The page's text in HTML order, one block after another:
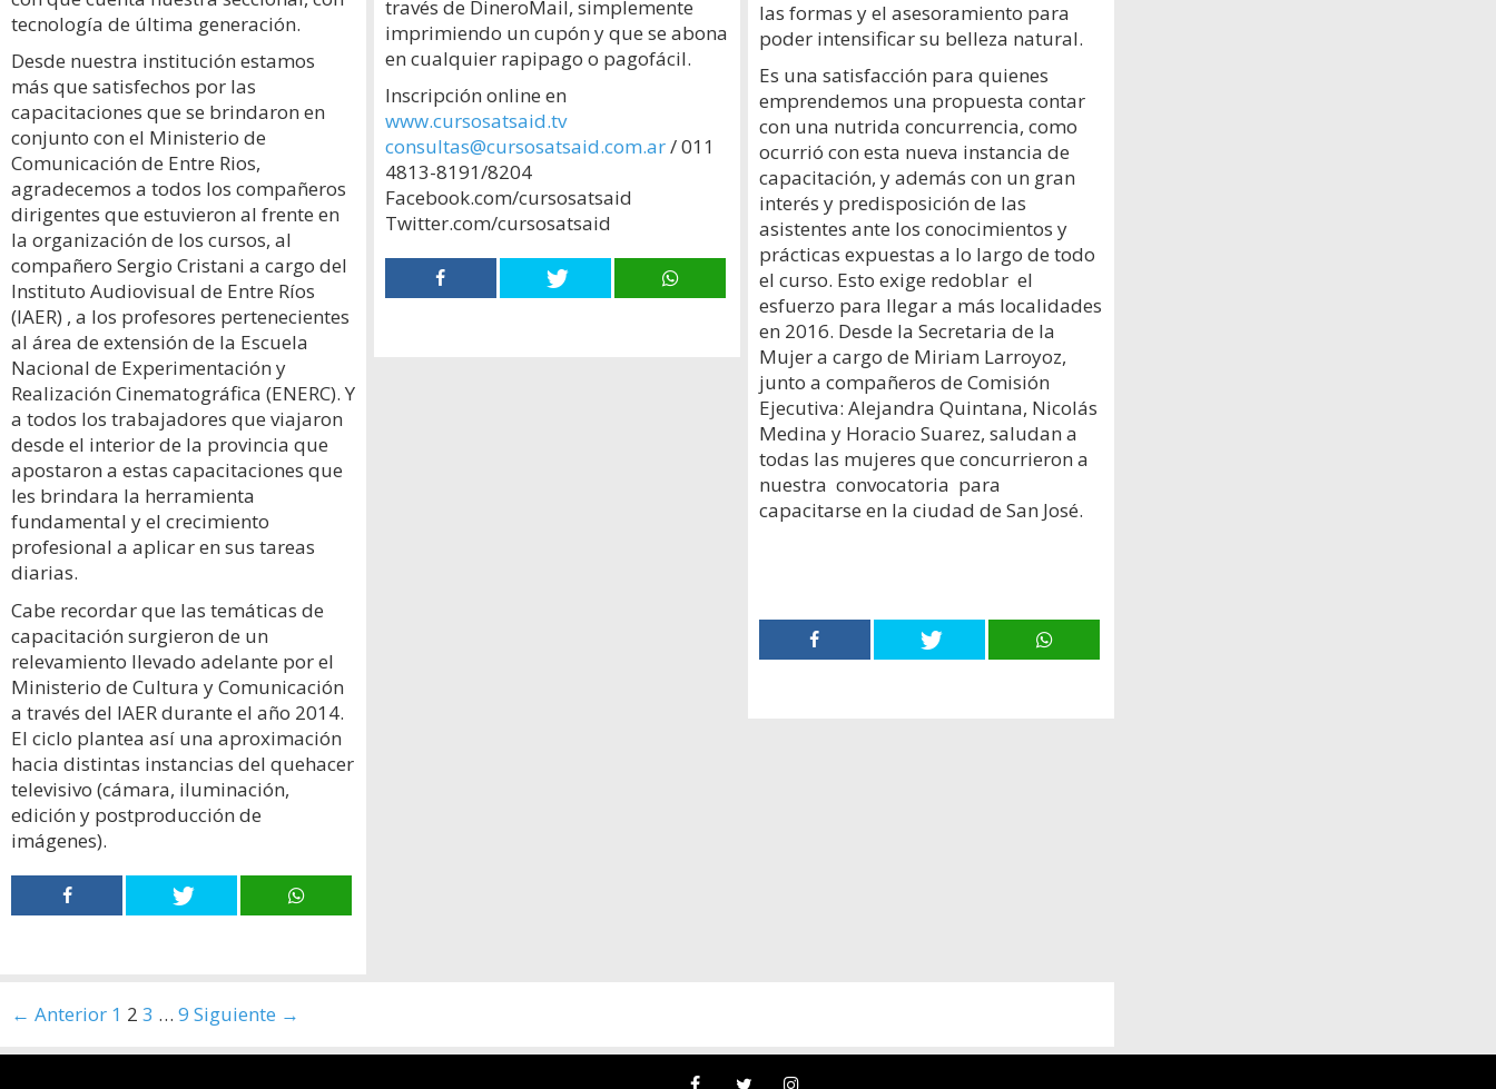
través de DineroMail, simplemente
imprimiendo un cupón y que se abona
en cualquier rapipago o pagofácil.
Inscripción online en
www.cursosatsaid.tv
consultas@cursosatsaid.com.ar/ 011
4813-8191/8204
Facebook.com/cursosatsaid
Twitter.com/cursosatsaid
las formas y el asesoramiento para
poder intensificar su belleza natural.
Es una satisfacción para quienes
emprendemos una propuesta contar
con una nutrida concurrencia, como
ocurrió con esta nueva instancia de
capacitación, y además con un gran
interés y predisposición de las
asistentes ante los conocimientos y
prácticas expuestas a lo largo de todo
el curso. Esto exige redoblar el
esfuerzo para llegar a más localidades
en 2016. Desde la Secretaria de la
Mujer a cargo de Miriam Larroyoz,
junto a compañeros de Comisión
Ejecutiva: Alejandra Quintana, Nicolás
Medina y Horacio Suarez, saludan a
todas las mujeres que concurrieron a
nuestra convocatoria para
capacitarse en la ciudad de San José.
tecnología de última generación.
Desde nuestra institución estamos
más que satisfechos por las
capacitaciones que se brindaron en
conjunto con el Ministerio de
Comunicación de Entre Rios,
agradecemos a todos los compañeros
dirigentes que estuvieron al frente en
la organización de los cursos, al
compañero Sergio Cristani a cargo del
Instituto Audiovisual de Entre Ríos
(IAER) , a los profesores pertenecientes
al área de extensión de la Escuela
Nacional de Experimentación y
Realización Cinematográfica (ENERC). Y
a todos los trabajadores que viajaron
desde el interior de la provincia que
apostaron a estas capacitaciones que
les brindara la herramienta
fundamental y el crecimiento
profesional a aplicar en sus tareas
diarias.
Cabe recordar que las temáticas de
capacitación surgieron de un
relevamiento llevado adelante por el
Ministerio de Cultura y Comunicación
a través del IAER durante el año 2014.
El ciclo plantea así una aproximación
hacia distintas instancias del quehacer
televisivo (cámara, iluminación,
edición y postproducción de
imágenes).
Navegación
entradas
← Anterior 1 2 3 … 9 Siguiente →